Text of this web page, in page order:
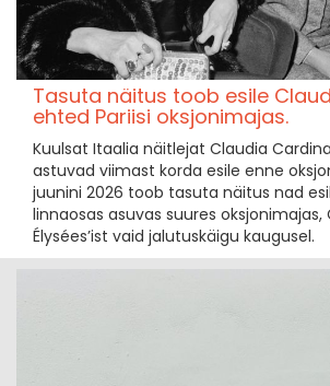
Tasuta näitus toob esile
ehted Pariisi oksjonimajas.
Kuulsat Itaalia näitlejat Claudia
astuvad viimast korda esile enne
juunini 2026 toob tasuta näitus nad
linnaosas asuvas suures
Élysées’ist vaid jalutuskäigu kaugusel.